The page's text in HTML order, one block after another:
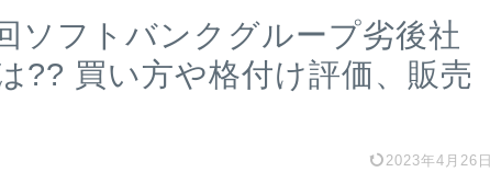
ソフトバンクグループ劣後社
?? 買い方や格付け評価、販売
2023年4月26日